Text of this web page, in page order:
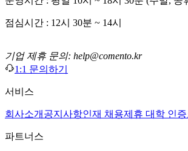
점심시간 : 12시 30분 ~ 14시
기업 제휴 문의: help@comento.kr
1:1 문의하기
서비스
회사소개 공지사항인재 채용제휴 대학 인증
파트너스